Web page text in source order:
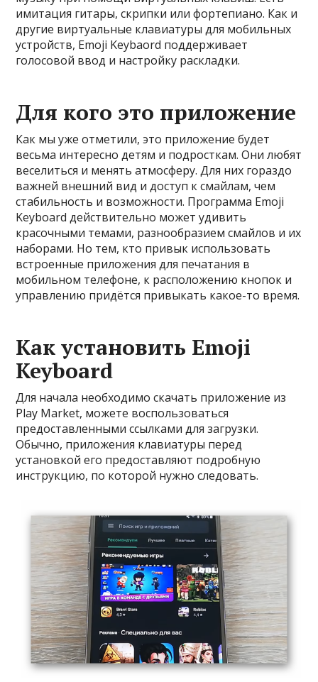
имитация гитары, скрипки или фортепиано. Как и
другие виртуальные клавиатуры для мобильных
устройств, Emoji Keybaord поддерживает
голосовой ввод и настройку раскладки.
Для кого это приложение
Как мы уже отметили, это приложение будет
весьма интересно детям и подросткам. Они любят
веселиться и менять атмосферу. Для них гораздо
важней внешний вид и доступ к смайлам, чем
стабильность и возможности. Программа Emoji
Keyboard действительно может удивить
красочными темами, разнообразием смайлов и их
наборами. Но тем, кто привык использовать
встроенные приложения для печатания в
мобильном телефоне, к расположению кнопок и
управлению придётся привыкать какое-то время.
Как установить Emoji
Keyboard
Для начала необходимо скачать приложение из
Play Market, можете воспользоваться
предоставленными ссылками для загрузки.
Обычно, приложения клавиатуры перед
установкой его предоставляют подробную
инструкцию, по которой нужно следовать.